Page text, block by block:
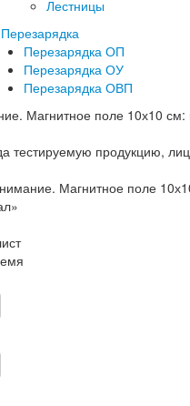
Лестницы
Перезарядка
Перезарядка ОП
Перезарядка ОУ
Перезарядка ОВП
тестируемую продукцию,